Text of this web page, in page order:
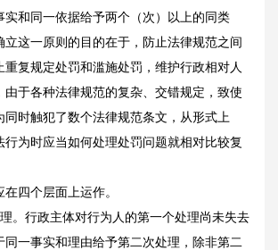
实和同一依据给予两个（次）以上的同类
立这一原则的目的在于，防止法律规范之间
重复规定处罚和滥施处罚，维护行政相对人
由于各种法律规范的复杂、交错规定，致使
同时触犯了数个法律规范条文，从形式上
行为时应当如何处理处罚问题就相对比较复
四个层面上运作。
理。行政主体对行为人的第一个处理尚未失去
同一事实和理由给予第二次处理，除非第二